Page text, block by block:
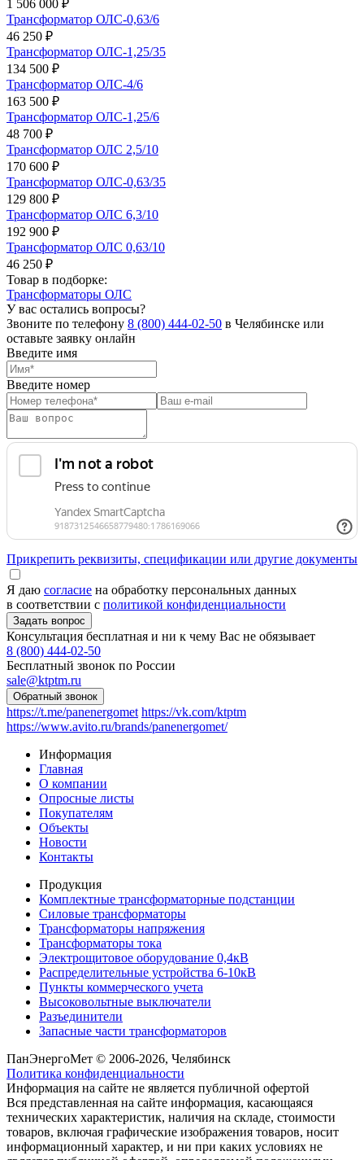
1 506 000 ₽
Трансформатор ОЛС-0,63/6
46 250 ₽
Трансформатор ОЛС-1,25/35
134 500 ₽
Трансформатор ОЛС-4/6
163 500 ₽
Трансформатор ОЛС-1,25/6
48 700 ₽
Трансформатор ОЛС 2,5/10
170 600 ₽
Трансформатор ОЛС-0,63/35
129 800 ₽
Трансформатор ОЛС 6,3/10
192 900 ₽
Трансформатор ОЛС 0,63/10
46 250 ₽
Товар в подборке:
Трансформаторы ОЛС
У вас остались вопросы?
Звоните по телефону 8 (800) 444-02-50 в Челябинске или
оставьте заявку онлайн
Введите имя
Введите номер
Прикрепить реквизиты, спецификации или другие документы
Я даю согласие на обработку персональных данных
в соответствии с политикой конфиденциальности
Консультация бесплатная и ни к чему Вас не обязывает
8 (800) 444-02-50
Бесплатный звонок по России
sale@ktptm.ru
https://t.me/panenergomet https://vk.com/ktptm
https://www.avito.ru/brands/panenergomet/
Информация
Главная
О компании
Опросные листы
Покупателям
Объекты
Новости
Контакты
Продукция
Комплектные трансформаторные подстанции
Силовые трансформаторы
Трансформаторы напряжения
Трансформаторы тока
Электрощитовое оборудование 0,4кВ
Распределительные устройства 6-10кВ
Пункты коммерческого учета
Высоковольтные выключатели
Разъединители
Запасные части трансформаторов
ПанЭнергоМет © 2006-2026, Челябинск
Политика конфиденциальности
Информация на сайте не является публичной офертой
Вся представленная на сайте информация, касающаяся
технических характеристик, наличия на складе, стоимости
товаров, включая графические изображения товаров, носит
информационный характер, и ни при каких условиях не